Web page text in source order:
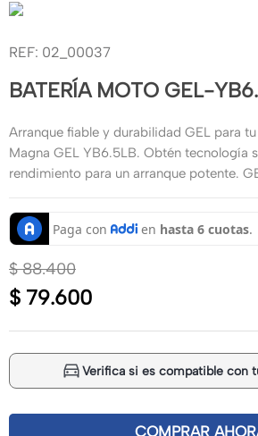
: 02_00037
BATERÍA MOTO GEL-
Arranque fiable y durabilidad GEL para
Magna GEL YB6.5LB. Obtén tecnología
rendimiento para un arranque potente.
$ 88.400
$ 79.600
Verifica si es compatible con